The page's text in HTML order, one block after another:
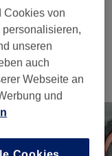
ab 25 €
Cookies von
personalisieren,
unseren
auch
Webseite an
und